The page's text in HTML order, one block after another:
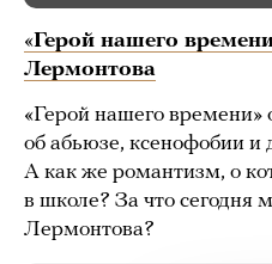
«Герой нашего
Лермонтова
«Герой нашего времени»
об абьюзе, ксенофобии и
А как же романтизм, о
в школе? За что
Лермонтова?